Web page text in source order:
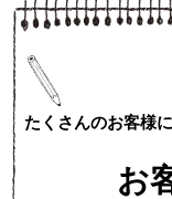
たくさんのお客様
お